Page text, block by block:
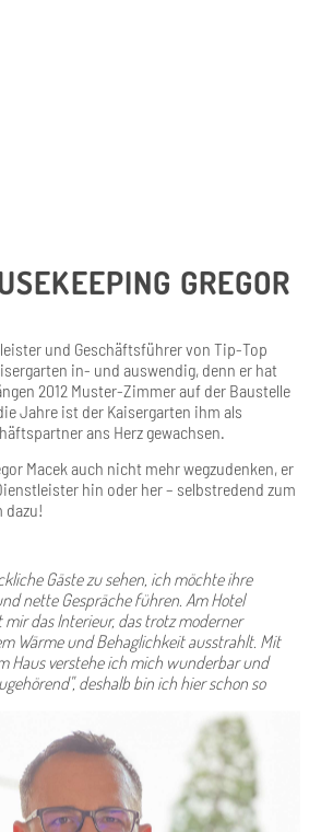
und Geschäftsführer von Tip-Top
in- und auswendig, denn er hat
2012 Muster-Zimmer auf der Baustelle
Jahre ist der Kaisergarten ihm als
ans Herz gewachsen.
Macek auch nicht mehr wegzudenken, er
hin oder her – selbstredend zum
dazu!
Gäste zu sehen, ich möchte ihre
Wärme und Behaglichkeit ausstrahlt. Mit
Haus verstehe ich mich wunderbar und
deshalb bin ich hier schon so